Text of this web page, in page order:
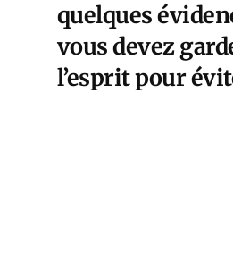
quelques
vous devez
l’esprit pour